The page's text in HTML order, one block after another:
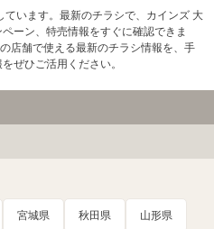
います。最新のチラシで、カインズ 大
ーン、特売情報をすぐに確認できま
店舗で使える最新のチラシ情報を、手
ぜひご活用ください。
宮城県 秋田県 山形県